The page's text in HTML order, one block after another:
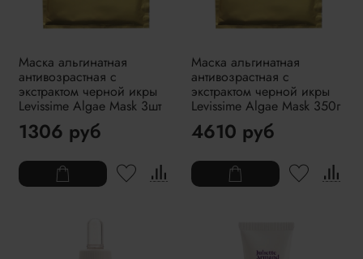
Маска альгинатная
антивозрастная с
экстрактом черной икры
Levissime Algae Mask 3шт
1306 руб
Маска альгинатная
антивозрастная с
экстрактом черной икры
Levissime Algae Mask 350г
4610 руб